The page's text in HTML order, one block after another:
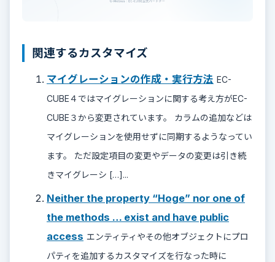
関連するカスタマイズ
マイグレーションの作成・実行方法 EC-
CUBE４ではマイグレーションに関する考え方がEC-
CUBE３から変更されています。 カラムの追加などは
マイグレーションを使用せずに同期するようなってい
ます。 ただ設定項目の変更やデータの変更は引き続
きマイグレーシ […]...
Neither the property “Hoge” nor one of
the methods … exist and have public
access エンティティやその他オブジェクトにプロ
パティを追加するカスタマイズを行なった時に